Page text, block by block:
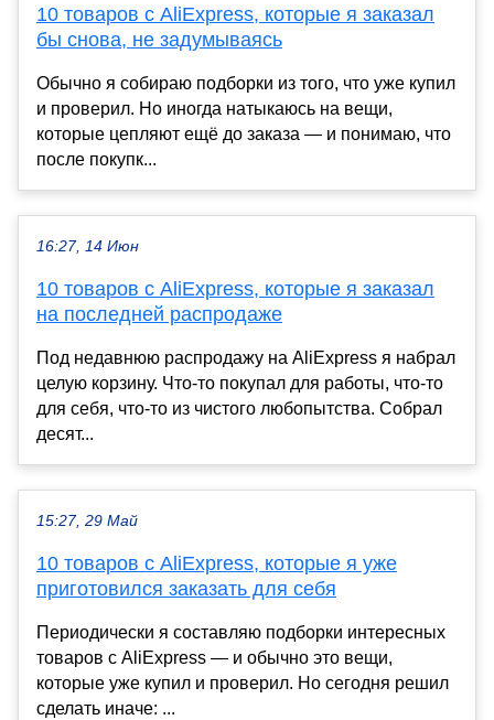
10 товаров с AliExpress, которые я заказал
бы снова, не задумываясь
Обычно я собираю подборки из того, что уже купил
и проверил. Но иногда натыкаюсь на вещи,
которые цепляют ещё до заказа — и понимаю, что
после покупк...
16:27, 14 Июн
10 товаров с AliExpress, которые я заказал
на последней распродаже
Под недавнюю распродажу на AliExpress я набрал
целую корзину. Что-то покупал для работы, что-то
для себя, что-то из чистого любопытства. Собрал
десят...
15:27, 29 Май
10 товаров с AliExpress, которые я уже
приготовился заказать для себя
Периодически я составляю подборки интересных
товаров с AliExpress — и обычно это вещи,
которые уже купил и проверил. Но сегодня решил
сделать иначе: ...